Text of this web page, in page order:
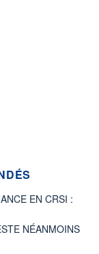
EN CRSI :
NÉANMOINS